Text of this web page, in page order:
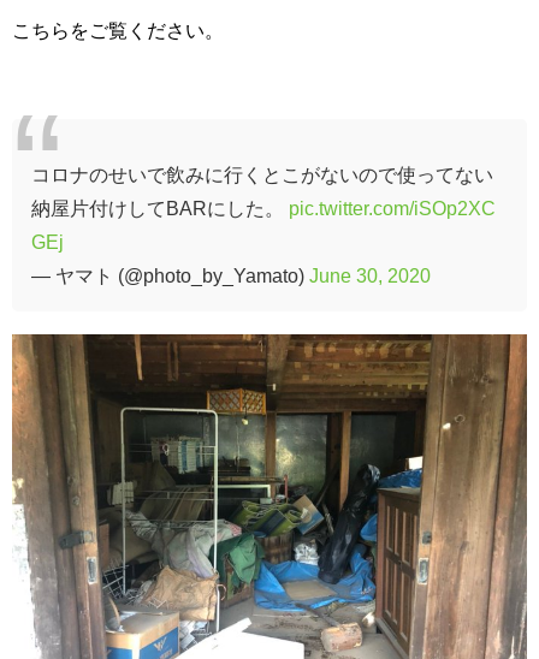
こちらをご覧ください。
コロナのせいで飲みに行くとこがないので使ってない
納屋片付けしてBARにした。 pic.twitter.com/iSOp2XC
GEj
— ヤマト (@photo_by_Yamato) June 30, 2020